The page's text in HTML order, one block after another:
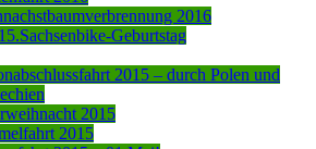
2016
Geburtstag
2015 – durch Polen und
2015
2015